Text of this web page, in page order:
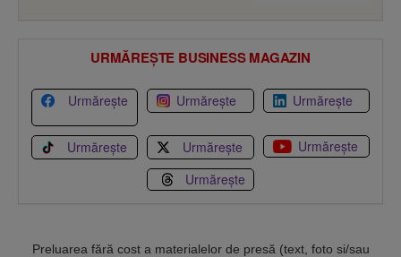
URMĂREȘTE BUSINESS MAGAZIN
Urmărește Urmărește Urmărește
Urmărește Urmărește
Urmărește
Urmărește
Preluarea fără cost a materialelor de presă (text, foto si/sau